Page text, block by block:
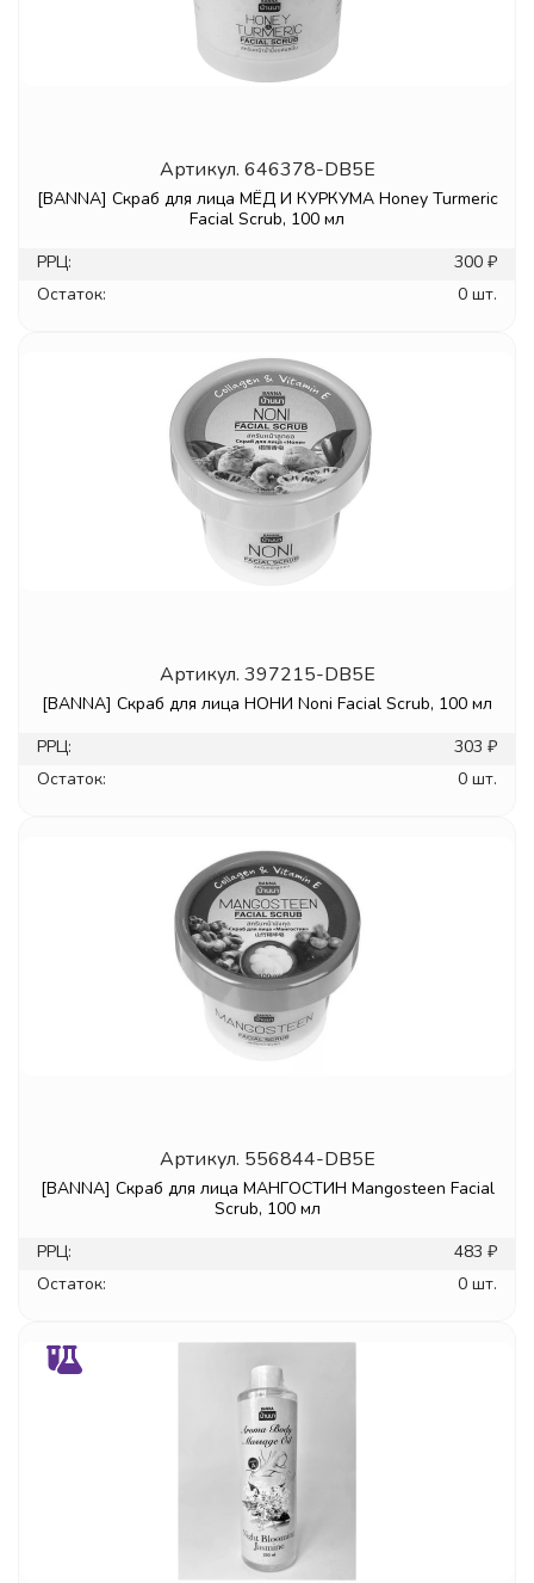
Артикул. 646378-DB5E
[BANNA] Скраб для лица МЁД И КУРКУМА Honey Turmeric
Facial Scrub, 100 мл
РРЦ:
300 ₽
Остаток:
0 шт.
Артикул. 397215-DB5E
[BANNA] Скраб для лица НОНИ Noni Facial Scrub, 100 мл
РРЦ:
303 ₽
Остаток:
0 шт.
Артикул. 556844-DB5E
[BANNA] Скраб для лица МАНГОСТИН Mangosteen Facial
Scrub, 100 мл
РРЦ:
483 ₽
Остаток:
0 шт.